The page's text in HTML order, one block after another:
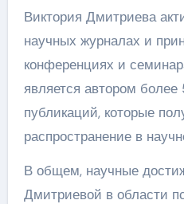
Виктория Дмитриева
научных журналах и
конференциях и
является автором
публикаций, которые
распространение в
В общем, научные
Дмитриевой в области